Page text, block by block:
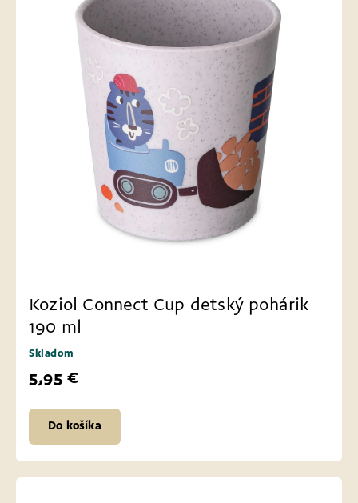
Koziol Connect Cup detský pohárik
190 ml
Skladom
5,95 €
Do košíka